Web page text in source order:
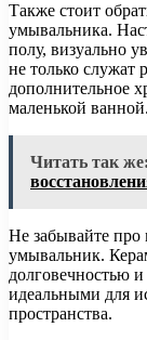
Также стоит
умывальника.
полу, визуально
не только служат
дополнительное
маленькой ванной.
Читать так же:
Не забывайте про
умывальник.
долговечностью и
идеальными для
пространства.